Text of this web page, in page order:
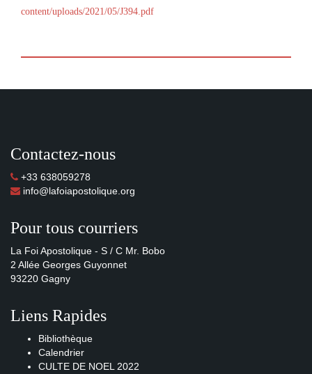
content/uploads/2021/05/J394.pdf
Contactez-nous
+33 638059278
info@lafoiapostolique.org
Pour tous courriers
La Foi Apostolique - S / C Mr. Bobo
2 Allée Georges Guyonnet
93220 Gagny
Liens Rapides
Bibliothèque
Calendrier
CULTE DE NOEL 2022